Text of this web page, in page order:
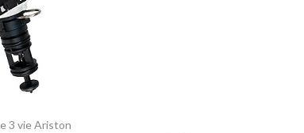
3 vie Ariston